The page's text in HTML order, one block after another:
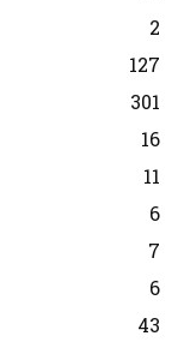
2
127
301
16
11
6
7
6
43